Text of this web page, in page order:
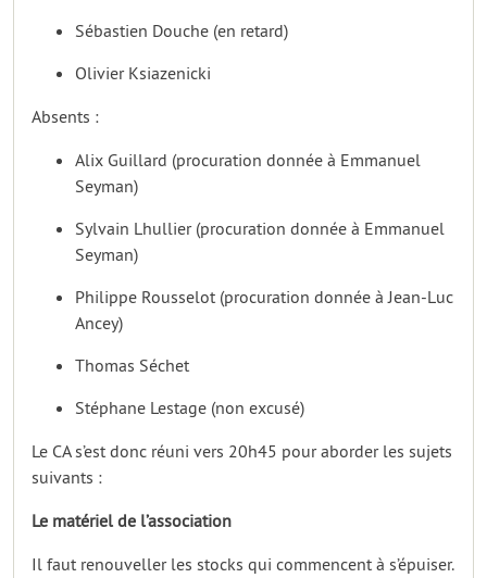
Sébastien Douche (en retard)
Olivier Ksiazenicki
Absents :
Alix Guillard (procuration donnée à Emmanuel
Seyman)
Sylvain Lhullier (procuration donnée à Emmanuel
Seyman)
Philippe Rousselot (procuration donnée à Jean-Luc
Ancey)
Thomas Séchet
Stéphane Lestage (non excusé)
Le CA s’est donc réuni vers 20h45 pour aborder les sujets
suivants :
Le matériel de l’association
Il faut renouveller les stocks qui commencent à s’épuiser.